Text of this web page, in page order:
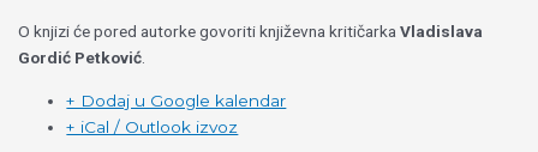
O knjizi će pored autorke govoriti književna kritičarkaVladislava
Gordić Petković.
+ Dodaj u Google kalendar
+ iCal / Outlook izvoz